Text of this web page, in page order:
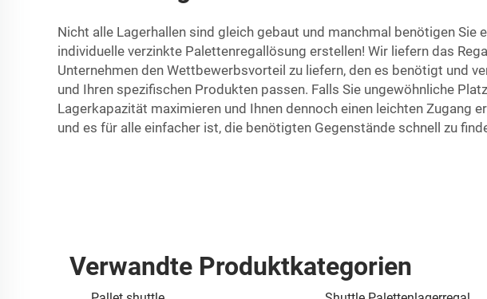
Nicht alle Lagerhallen sind gleich gebaut und manchmal benötigen Sie
individuelle verzinkte Palettenregallösung erstellen! Wir liefern das
Unternehmen den Wettbewerbsvorteil zu liefern, den es benötigt und
und Ihren spezifischen Produkten passen. Falls Sie ungewöhnliche
Lagerkapazität maximieren und Ihnen dennoch einen leichten
und es für alle einfacher ist, die benötigten Gegenstände schnell zu
Verwandte Produktkategorien